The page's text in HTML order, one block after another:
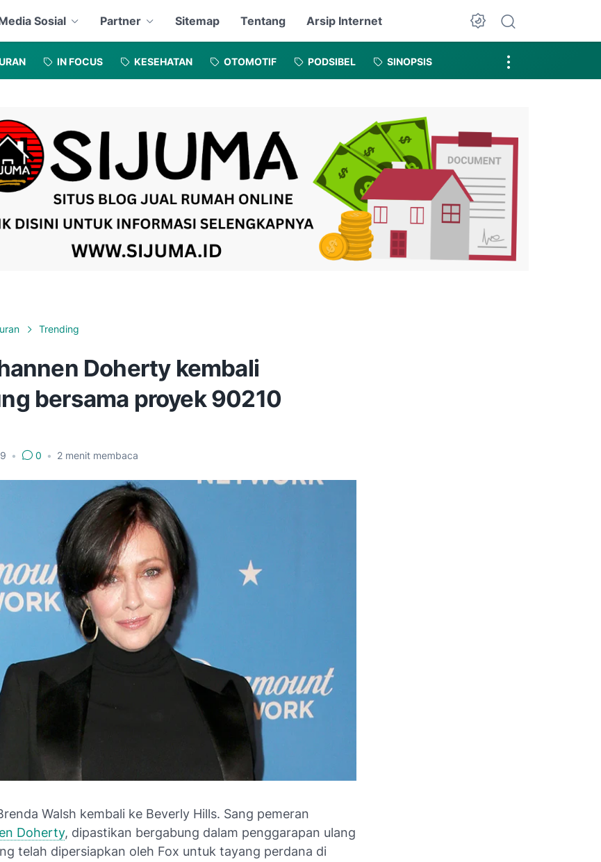
Sosial Partner Sitemap Tentang Arsip Internet
Dark Mode
IN FOCUS KESEHATAN OTOMOTIF PODSIBEL SINOPSIS
Trending
Doherty kembali
bersama proyek 90210
• 0 • 2 menit membaca
Walsh kembali ke Beverly Hills. Sang pemeran
Doherty, dipastikan bergabung dalam penggarapan ulang
telah dipersiapkan oleh Fox untuk tayang perdana di